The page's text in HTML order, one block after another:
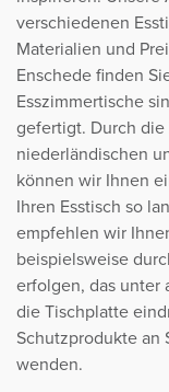
verschiedenen
Materialien und
Enschede finden
Esszimmertische
gefertigt. Durch
niederländischen
können wir Ihnen
Ihren Esstisch so
empfehlen wir
beispielsweise
erfolgen, das unter
die Tischplatte
Schutzprodukte an
wenden.